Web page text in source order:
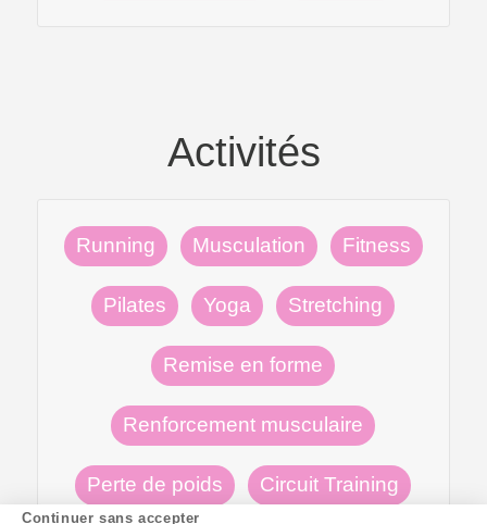
Activités
Running Musculation Fitness
Pilates Yoga Stretching
Remise en forme
Renforcement musculaire
Perte de poids Circuit Training
Continuer sans accepter